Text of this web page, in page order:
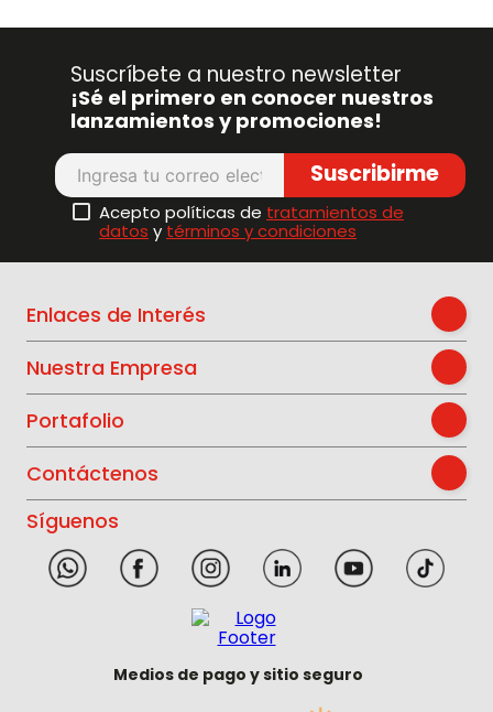
Suscríbete a nuestro newsletter
¡Sé el primero en conocer nuestros
lanzamientos y promociones!
Suscribirme
Acepto políticas de tratamientos de
datos ytérminos y condiciones
Enlaces de Interés
Nuestra Empresa
Portafolio
Contáctenos
Síguenos
Medios de pago y sitio seguro